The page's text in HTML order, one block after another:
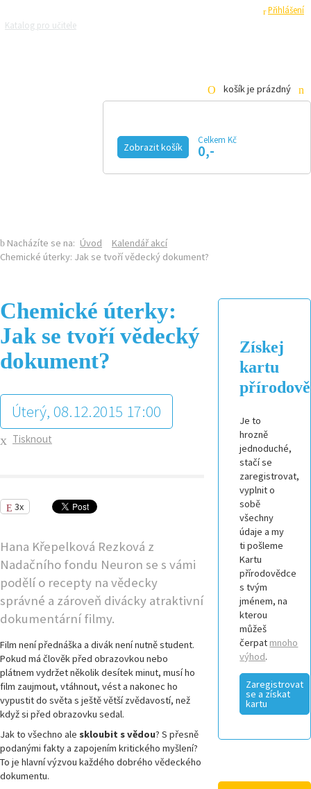
Přihlášení
Katalog pro učitele
košík je prázdný
Zobrazit košík
Celkem Kč
0,-
Nacházíte se na: Úvod
Kalendář akcí
Chemické úterky: Jak se tvoří vědecký dokument?
Chemické úterky:
Jak se tvoří vědecký
dokument?
Úterý, 08.12.2015 17:00
Tisknout
3x
Hana Křepelková Rezková z
Nadačního fondu Neuron se s vámi
podělí o recepty na vědecky
správné a zároveň divácky atraktivní
dokumentární filmy.
Film není přednáška a divák není nutně student.
Pokud má člověk před obrazovkou nebo
plátnem vydržet několik desítek minut, musí ho
film zaujmout, vtáhnout, vést a nakonec ho
vypustit do světa s ještě větší zvědavostí, než
když si před obrazovku sedal.
Jak to všechno ale skloubit s vědou? S přesně
podanými fakty a zapojením kritického myšlení?
To je hlavní výzvou každého dobrého vědeckého
dokumentu.
Získej
kartu
Je to
hrozně
jednoduché,
stačí se
zaregistrovat,
vyplnit o
sobě
všechny
údaje a my
ti pošleme
Kartu
přírodovědce
s tvým
jménem, na
kterou
můžeš
čerpat mnoho
výhod.
Zaregistrovat
se a získat
kartu